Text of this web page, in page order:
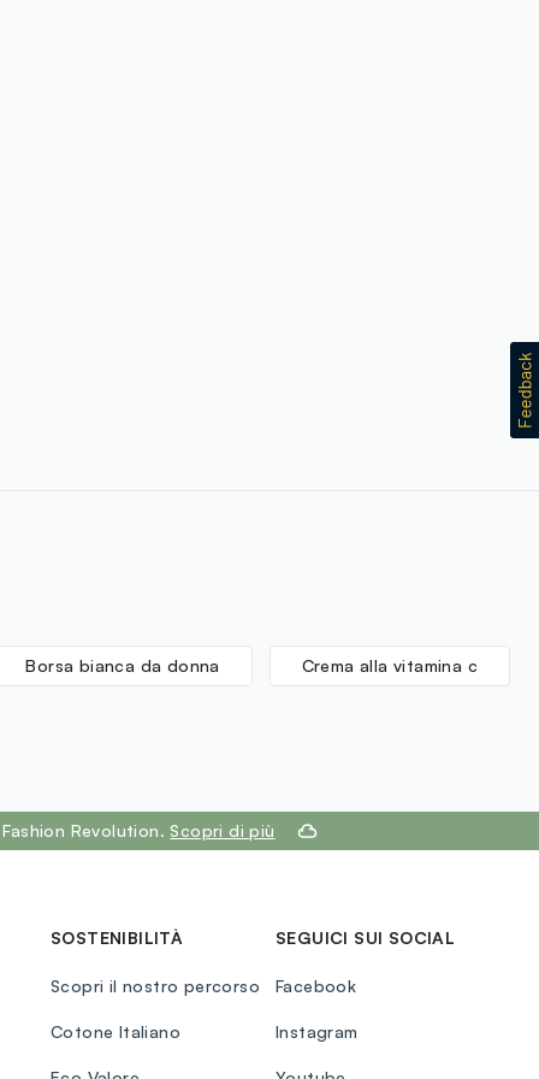
Borsa bianca da donna Crema alla vitamina c
Revolution. Scopri di più
SOSTENIBILITÀ
Scopri il nostro percorso
Cotone Italiano
SEGUICI SUI SOCIAL
Facebook
Instagram